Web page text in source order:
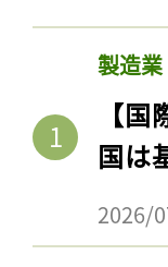
製造業
【
国は
2026/